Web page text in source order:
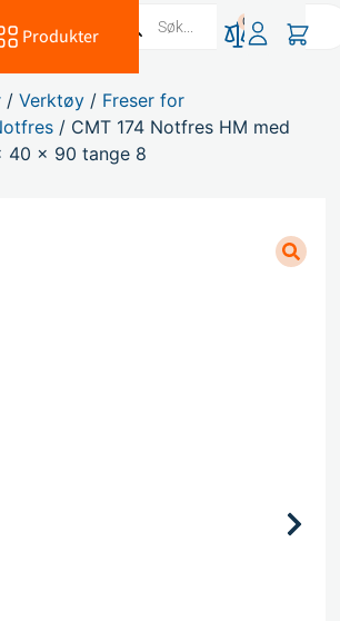
Produkter
0
/Verktøy / Freser for
/ CMT 174 Notfres HM med
x 90 tange 8